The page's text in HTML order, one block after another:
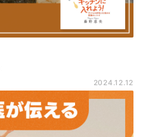
2024.12.12